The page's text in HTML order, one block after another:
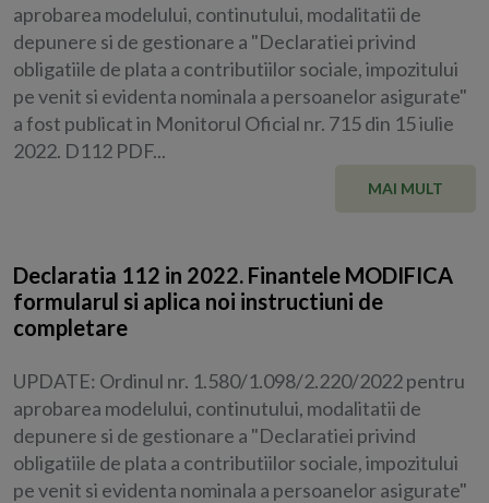
aprobarea modelului, continutului, modalitatii de
depunere si de gestionare a "Declaratiei privind
obligatiile de plata a contributiilor sociale, impozitului
pe venit si evidenta nominala a persoanelor asigurate"
a fost publicat in Monitorul Oficial nr. 715 din 15 iulie
2022. D112 PDF...
MAI MULT
Declaratia 112 in 2022. Finantele MODIFICA
formularul si aplica noi instructiuni de
completare
UPDATE: Ordinul nr. 1.580/1.098/2.220/2022 pentru
aprobarea modelului, continutului, modalitatii de
depunere si de gestionare a "Declaratiei privind
obligatiile de plata a contributiilor sociale, impozitului
pe venit si evidenta nominala a persoanelor asigurate"